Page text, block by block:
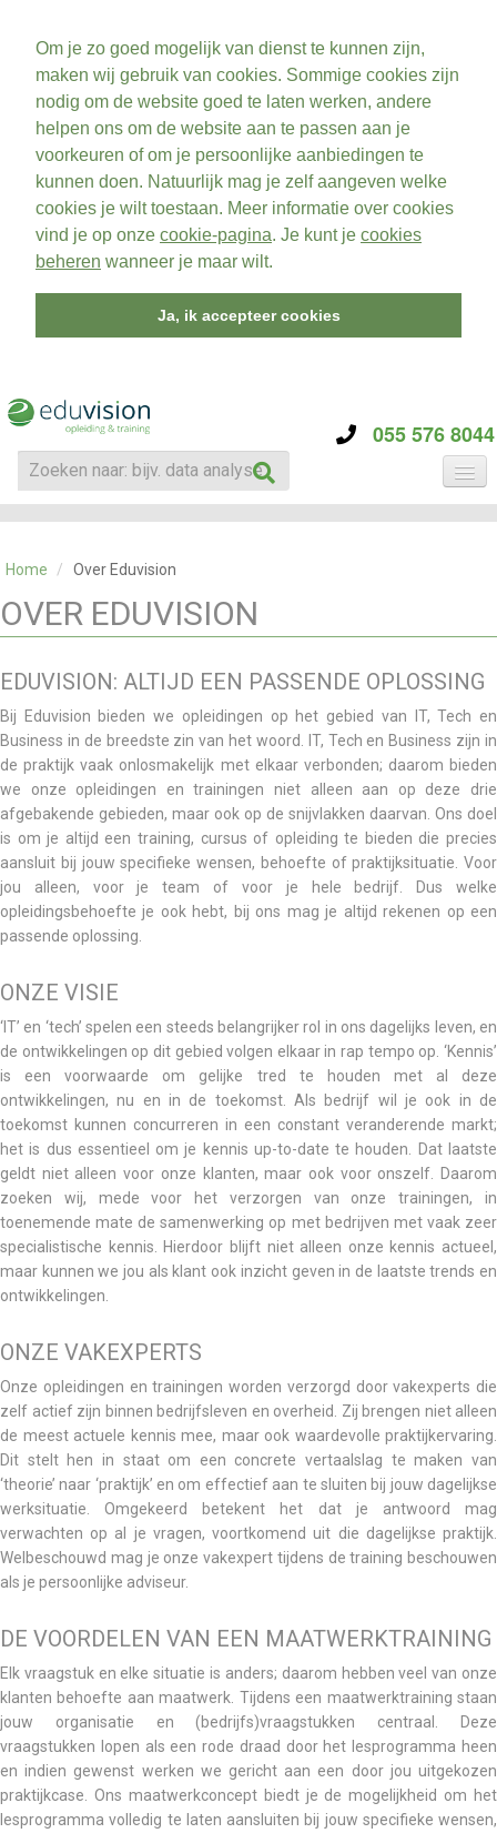
Om je zo goed mogelijk van dienst te kunnen zijn,
maken wij gebruik van cookies. Sommige cookies zijn
nodig om de website goed te laten werken, andere
helpen ons om de website aan te passen aan je
voorkeuren of om je persoonlijke aanbiedingen te
kunnen doen. Natuurlijk mag je zelf aangeven welke
cookies je wilt toestaan. Meer informatie over cookies
vind je op onze cookie-pagina. Je kunt je cookies
beheren wanneer je maar wilt.
Ja, ik accepteer cookies
055 576 8044
CATEGORIE
OVER ONS
CONTACT
SKILLS ALCHEMIST
Home / Over Eduvision
OVER EDUVISION
EDUVISION: ALTIJD EEN PASSENDE OPLOSSING
Bij Eduvision bieden we opleidingen op het gebied van IT, Tech en
Business in de breedste zin van het woord. IT, Tech en Business zijn in
de praktijk vaak onlosmakelijk met elkaar verbonden; daarom bieden
we onze opleidingen en trainingen niet alleen aan op deze drie
afgebakende gebieden, maar ook op de snijvlakken daarvan. Ons doel
is om je altijd een training, cursus of opleiding te bieden die precies
aansluit bij jouw specifieke wensen, behoefte of praktijksituatie. Voor
jou alleen, voor je team of voor je hele bedrijf. Dus welke
opleidingsbehoefte je ook hebt, bij ons mag je altijd rekenen op een
passende oplossing.
ONZE VISIE
‘IT’ en ‘tech’ spelen een steeds belangrijker rol in ons dagelijks leven, en
de ontwikkelingen op dit gebied volgen elkaar in rap tempo op. ‘Kennis’
is een voorwaarde om gelijke tred te houden met al deze
ontwikkelingen, nu en in de toekomst. Als bedrijf wil je ook in de
toekomst kunnen concurreren in een constant veranderende markt;
het is dus essentieel om je kennis up-to-date te houden. Dat laatste
geldt niet alleen voor onze klanten, maar ook voor onszelf. Daarom
zoeken wij, mede voor het verzorgen van onze trainingen, in
toenemende mate de samenwerking op met bedrijven met vaak zeer
specialistische kennis. Hierdoor blijft niet alleen onze kennis actueel,
maar kunnen we jou als klant ook inzicht geven in de laatste trends en
ontwikkelingen.
ONZE VAKEXPERTS
Onze opleidingen en trainingen worden verzorgd door vakexperts die
zelf actief zijn binnen bedrijfsleven en overheid. Zij brengen niet alleen
de meest actuele kennis mee, maar ook waardevolle praktijkervaring.
Dit stelt hen in staat om een concrete vertaalslag te maken van
‘theorie’ naar ‘praktijk’ en om effectief aan te sluiten bij jouw dagelijkse
werksituatie. Omgekeerd betekent het dat je antwoord mag
verwachten op al je vragen, voortkomend uit die dagelijkse praktijk.
Welbeschouwd mag je onze vakexpert tijdens de training beschouwen
als je persoonlijke adviseur.
DE VOORDELEN VAN EEN MAATWERKTRAINING
Elk vraagstuk en elke situatie is anders; daarom hebben veel van onze
klanten behoefte aan maatwerk. Tijdens een maatwerktraining staan
jouw organisatie en (bedrijfs)vraagstukken centraal. Deze
vraagstukken lopen als een rode draad door het lesprogramma heen
en indien gewenst werken we gericht aan een door jou uitgekozen
praktijkcase. Ons maatwerkconcept biedt je de mogelijkheid om het
lesprogramma volledig te laten aansluiten bij jouw specifieke wensen,